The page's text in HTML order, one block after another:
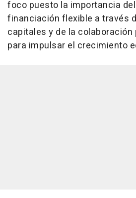
foco puesto la importancia
financiación flexible a través
capitales y de la
para impulsar el crecimiento